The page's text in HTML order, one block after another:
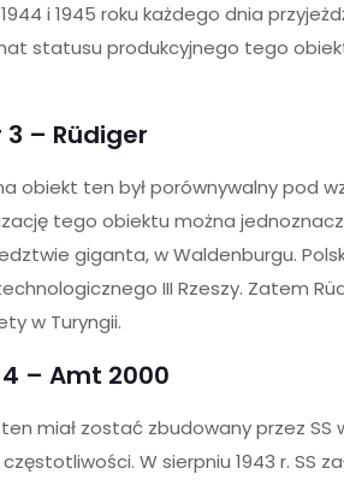
i 1945 roku każdego dnia
statusu produkcyjnego tego
– Rüdiger
obiekt ten był porównywalny pod
tego obiektu można
giganta, w Waldenburgu.
III Rzeszy. Zatem
w Turyngii.
– Amt 2000
miał zostać zbudowany przez SS
W sierpniu 1943 r. SS